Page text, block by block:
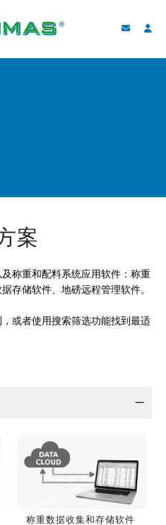
案
称重和配料系统应用软件：称重
存储软件、地磅远程管理软件。
或者使用搜索筛选功能找到最适
称重数据收集和存储软件